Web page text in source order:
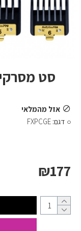
סט מסרקי
₪177
אזל מהמלאי
דגם: FXPCGE